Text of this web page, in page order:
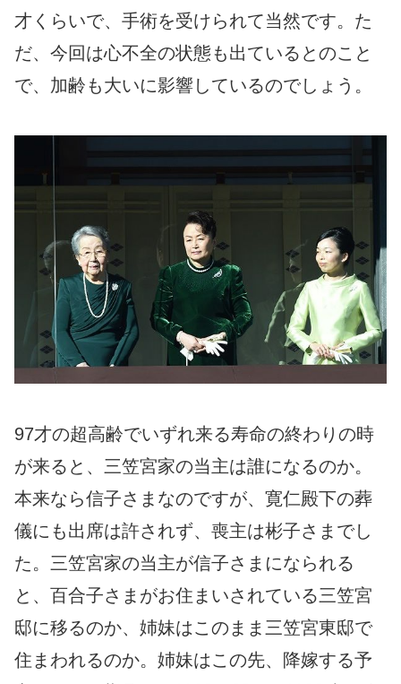
才くらいで、手術を受けられて当然です。た
だ、今回は心不全の状態も出ているとのこと
で、加齢も大いに影響しているのでしょう。
97才の超高齢でいずれ来る寿命の終わりの時
が来ると、三笠宮家の当主は誰になるのか。
本来なら信子さまなのですが、寛仁殿下の葬
儀にも出席は許されず、喪主は彬子さまでし
た。三笠宮家の当主が信子さまになられる
と、百合子さまがお住まいされている三笠宮
邸に移るのか、姉妹はこのまま三笠宮東邸で
住まわれるのか。姉妹はこの先、降嫁する予